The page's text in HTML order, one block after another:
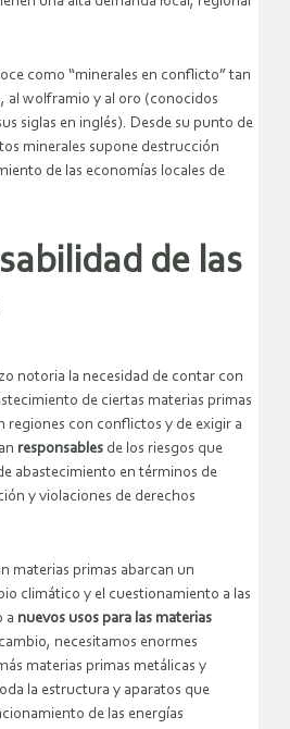
como “minerales en conflicto” tan
al wolframio y al oro (conocidos
siglas en inglés). Desde su punto de
minerales supone destrucción
de las economías locales de
de las
notoria la necesidad de contar con
de ciertas materias primas
regiones con conflictos y de exigir a
responsables de los riesgos que
abastecimiento en términos de
y violaciones de derechos
materias primas abarcan un
climático y el cuestionamiento a las
a nuevos usos para las materias
necesitamos enormes
materias primas metálicas y
la estructura y aparatos que
de las energías